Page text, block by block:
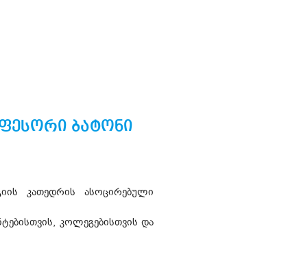
ბატონი
კათედრის ასოცირებული
კოლეგებისთვის და